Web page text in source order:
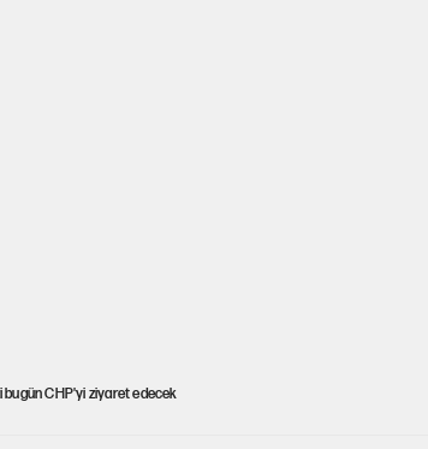
bugün CHP'yi ziyaret edecek